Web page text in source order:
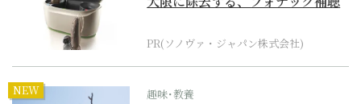
PR(ソノヴァ・ジャパン株式会社)
NEW 趣味･教養